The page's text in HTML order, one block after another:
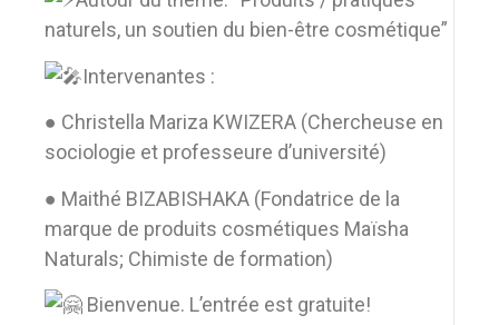
naturels, un soutien du bien-être cosmétique”
Intervenantes :
● Christella Mariza KWIZERA (Chercheuse en
sociologie et professeure d’université)
● Maithé BIZABISHAKA (Fondatrice de la
marque de produits cosmétiques Maïsha
Naturals; Chimiste de formation)
Bienvenue. L’entrée est gratuite!